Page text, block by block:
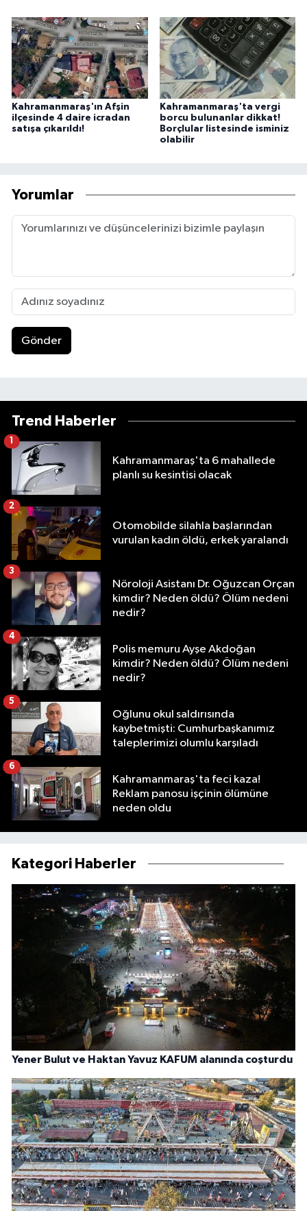
Kahramanmaraş'ın Afşin
ilçesinde 4 daire icradan
satışa çıkarıldı!
Kahramanmaraş'ta vergi
borcu bulunanlar dikkat!
Borçlular listesinde isminiz
olabilir
Yorumlar
Gönder
Trend Haberler
Kahramanmaraş'ta 6 mahallede
planlı su kesintisi olacak
1
Otomobilde silahla başlarından
vurulan kadın öldü, erkek yaralandı
2
Nöroloji Asistanı Dr. Oğuzcan Orçan
kimdir? Neden öldü? Ölüm nedeni
nedir?
3
Polis memuru Ayşe Akdoğan
kimdir? Neden öldü? Ölüm nedeni
nedir?
4
Oğlunu okul saldırısında
kaybetmişti: Cumhurbaşkanımız
taleplerimizi olumlu karşıladı
5
Kahramanmaraş'ta feci kaza!
Reklam panosu işçinin ölümüne
neden oldu
6
Kategori Haberler
Yener Bulut ve Haktan Yavuz KAFUM alanında coşturdu